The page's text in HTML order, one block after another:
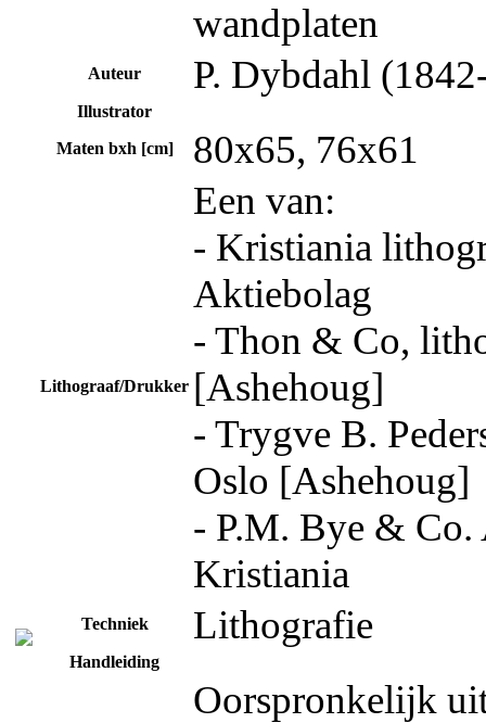
wandplaten
Auteur P. Dybdahl
Illustrator
Maten bxh [cm]
80x65, 76x61
Lithograaf/Drukker
Een van:
- Kristiania
Aktiebolag
- Thon & Co,
[Ashehoug]
- Trygve B.
Oslo [Ashehoug]
- P.M. Bye & Co.
Kristiania
Techniek Lithografie
Handleiding
Oorspronkelijk